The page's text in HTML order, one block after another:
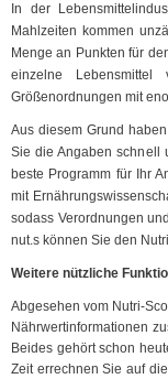
In der
Mahlzeiten kommen
Menge an Punkten für
einzelne
Größenordnungen mit
Aus diesem Grund
Sie die Angaben schnell
beste Programm für Ihr
mit
sodass Verordnungen
nut.s können Sie den
Weitere nützliche
Abgesehen vom Nutri-
Nährwertinformationen
Beides gehört schon
Zeit errechnen Sie auf